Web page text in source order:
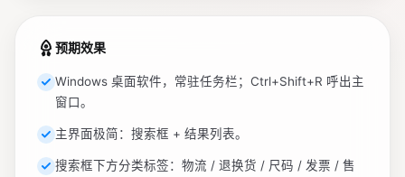
预期效果
Windows 桌面软件，常驻任务栏；Ctrl+Shift+R 呼出主
窗口。
主界面极简：搜索框 + 结果列表。
搜索框下方分类标签：物流 / 退换货 / 尺码 / 发票 / 售